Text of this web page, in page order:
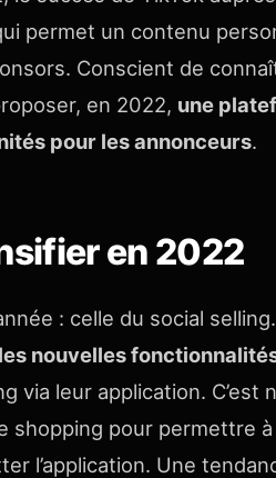
permet un contenu
Conscient de
en 2022, une
pour les annonceurs.
en 2022
: celle du social
les nouvelles
via leur application. C’est
shopping pour permettre
l’application. Une